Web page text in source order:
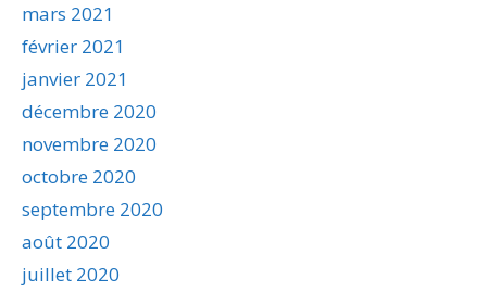
mars 2021
février 2021
janvier 2021
décembre 2020
novembre 2020
octobre 2020
septembre 2020
août 2020
juillet 2020